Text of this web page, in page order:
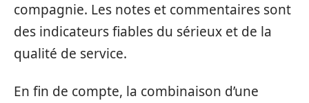
compagnie. Les notes et commentaires sont
des indicateurs fiables du sérieux et de la
qualité de service.
En fin de compte, la combinaison d’une